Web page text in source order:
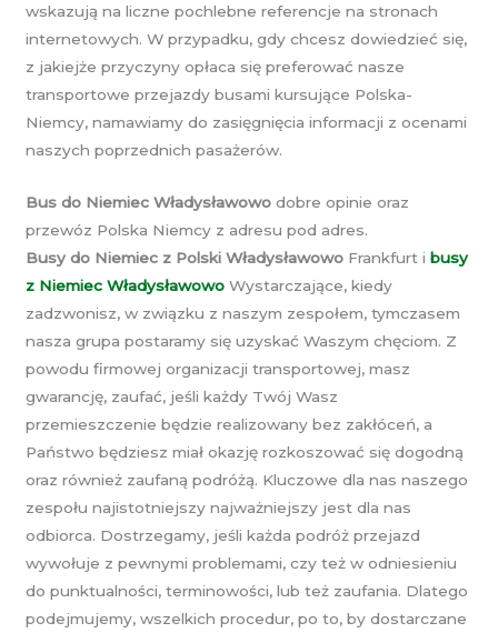
wskazują na liczne pochlebne referencje na stronach
internetowych. W przypadku, gdy chcesz dowiedzieć się,
z jakiejże przyczyny opłaca się preferować nasze
transportowe przejazdy busami kursujące Polska-
Niemcy, namawiamy do zasięgnięcia informacji z ocenami
naszych poprzednich pasażerów.
Bus do Niemiec Władysławowo dobre opinie oraz
przewóz Polska Niemcy z adresu pod adres.
Busy do Niemiec z Polski Władysławowo Frankfurt i busy
z Niemiec Władysławowo Wystarczające, kiedy
zadzwonisz, w związku z naszym zespołem, tymczasem
nasza grupa postaramy się uzyskać Waszym chęciom. Z
powodu firmowej organizacji transportowej, masz
gwarancję, zaufać, jeśli każdy Twój Wasz
przemieszczenie będzie realizowany bez zakłóceń, a
Państwo będziesz miał okazję rozkoszować się dogodną
oraz również zaufaną podróżą. Kluczowe dla nas naszego
zespołu najistotniejszy najważniejszy jest dla nas
odbiorca. Dostrzegamy, jeśli każda podróż przejazd
wywołuje z pewnymi problemami, czy też w odniesieniu
do punktualności, terminowości, lub też zaufania. Dlatego
podejmujemy, wszelkich procedur, po to, by dostarczane